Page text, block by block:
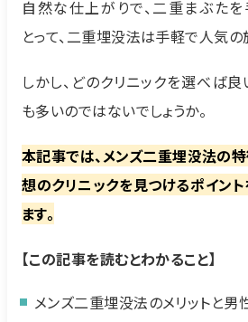
自然な仕上がりで、二重まぶた
とって、二重埋没法は手軽で人気の
しかし、どのクリニックを選べば
も多いのではないでしょうか。
本記事では、メンズ二重埋没法の
想のクリニックを見つけるポイン
ます。
【この記事を読むとわかること】
メンズ二重埋没法のメリットと